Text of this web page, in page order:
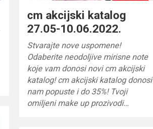
cm akcijski katalog
27.05-10.06.2022.
Stvarajte nove uspomene!
Odaberite neodoljive mirisne note
koje vam donosi novi cm akcijski
katalog! cm akcijski katalog donosi
nam popuste i do 35%! Tvoji
omiljeni make up prozivodi…